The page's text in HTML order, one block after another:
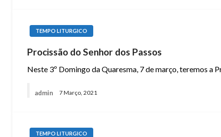
TEMPO LITURGICO
Procissão do Senhor dos Passos
Neste 3º Domingo da Quaresma, 7 de março, teremos a
admin 7 Março, 2021
TEMPO LITURGICO